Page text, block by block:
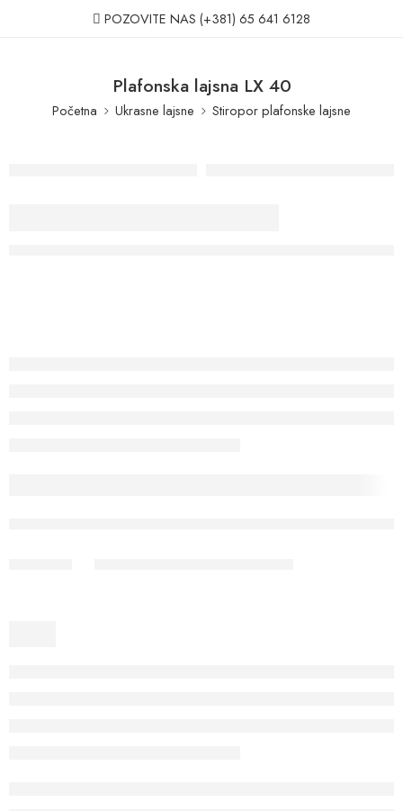
POZOVITE NAS (+381) 65 641 6128
Plafonska lajsna LX 40
Početna Ukrasne lajsne Stiropor plafonske lajsne